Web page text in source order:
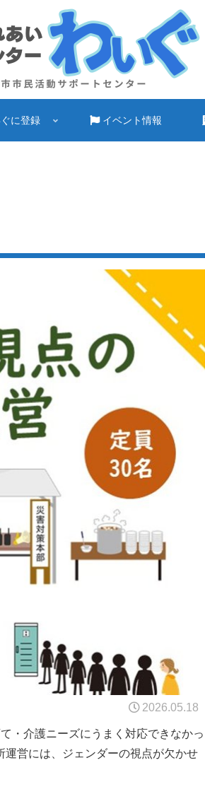
に登録 イベント情報
2026.05.18
・介護ニーズにうまく対応できなかっ
営には、ジェンダーの視点が欠かせ